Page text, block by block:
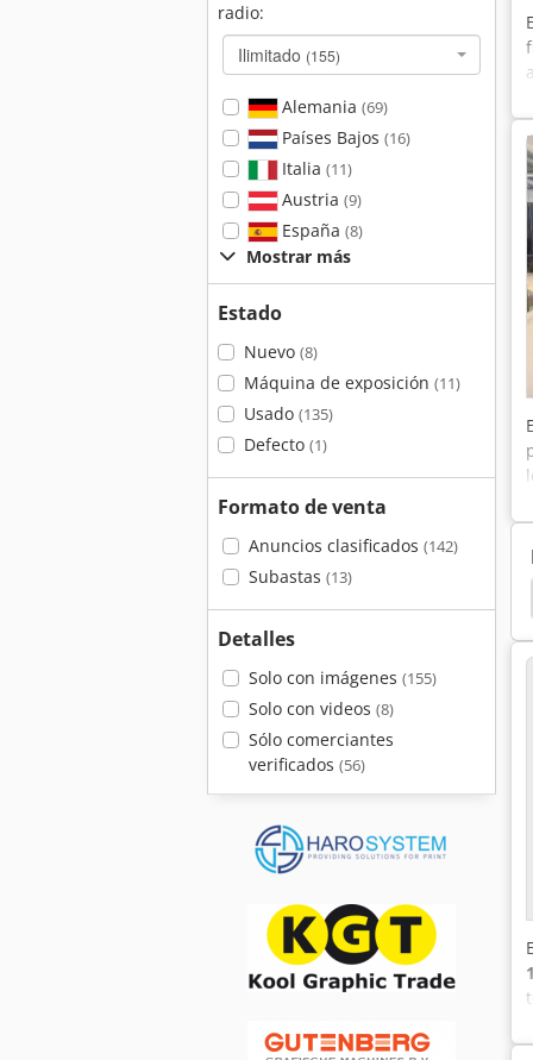
radio:
Ilimitado (155)
Alemania (69)
Países Bajos (16)
Italia (11)
Austria (9)
España (8)
Mostrar más
Estado
Nuevo (8)
Máquina de exposición (11)
Usado (135)
Defecto (1)
Formato de venta
Anuncios clasificados (142)
Subastas (13)
Detalles
Solo con imágenes (155)
Solo con videos (8)
Sólo comerciantes
verificados (56)